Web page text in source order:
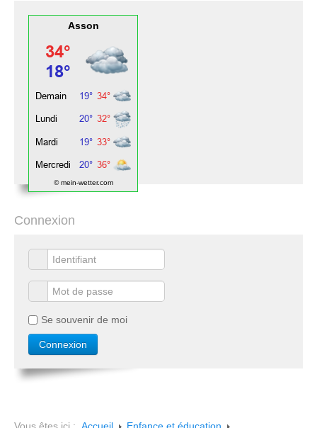
Asson
© mein-wetter.com
Connexion
Se souvenir de moi